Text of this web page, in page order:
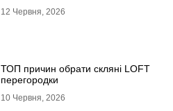
12 Червня, 2026
ТОП причин обрати скляні LOFT
перегородки
10 Червня, 2026